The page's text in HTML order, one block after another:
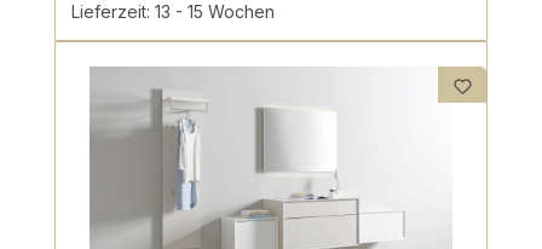
Lieferzeit: 13 - 15 Wochen